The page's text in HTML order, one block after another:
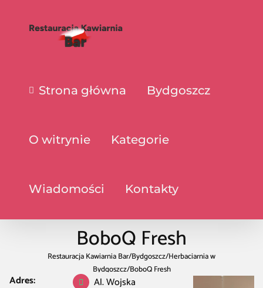
Strona główna Bydgoszcz
O witrynie Kategorie
Wiadomości Kontakty
BoboQ Fresh
Restauracja Kawiarnia Bar/Bydgoszcz/Herbaciarnia w
Bydgoszcz/BoboQ Fresh
Adres:
Al. Wojska